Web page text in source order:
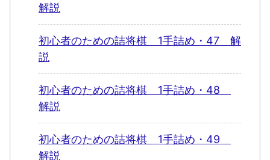
解説
初心者のための詰将棋 1手詰め・47 解
説
初心者のための詰将棋 1手詰め・48
解説
初心者のための詰将棋 1手詰め・49
解説